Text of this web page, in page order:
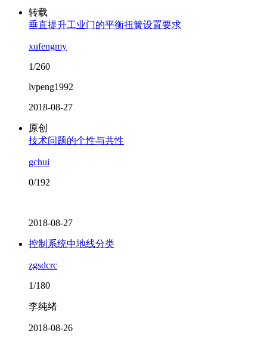
转载
垂直提升工业门的平衡扭簧设置要求
xufengmy
1/260
lvpeng1992
2018-08-27
原创
技术问题的个性与共性
gchui
0/192
2018-08-27
控制系统中地线分类
zgsdcrc
1/180
李纯绪
2018-08-26